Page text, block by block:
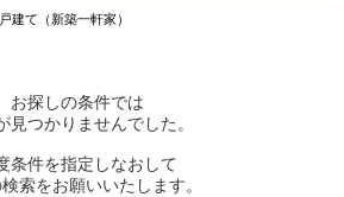
建て（新築一軒家）
お探しの条件では
見つかりませんでした。
条件を指定しなおして
索をお願いいたします。